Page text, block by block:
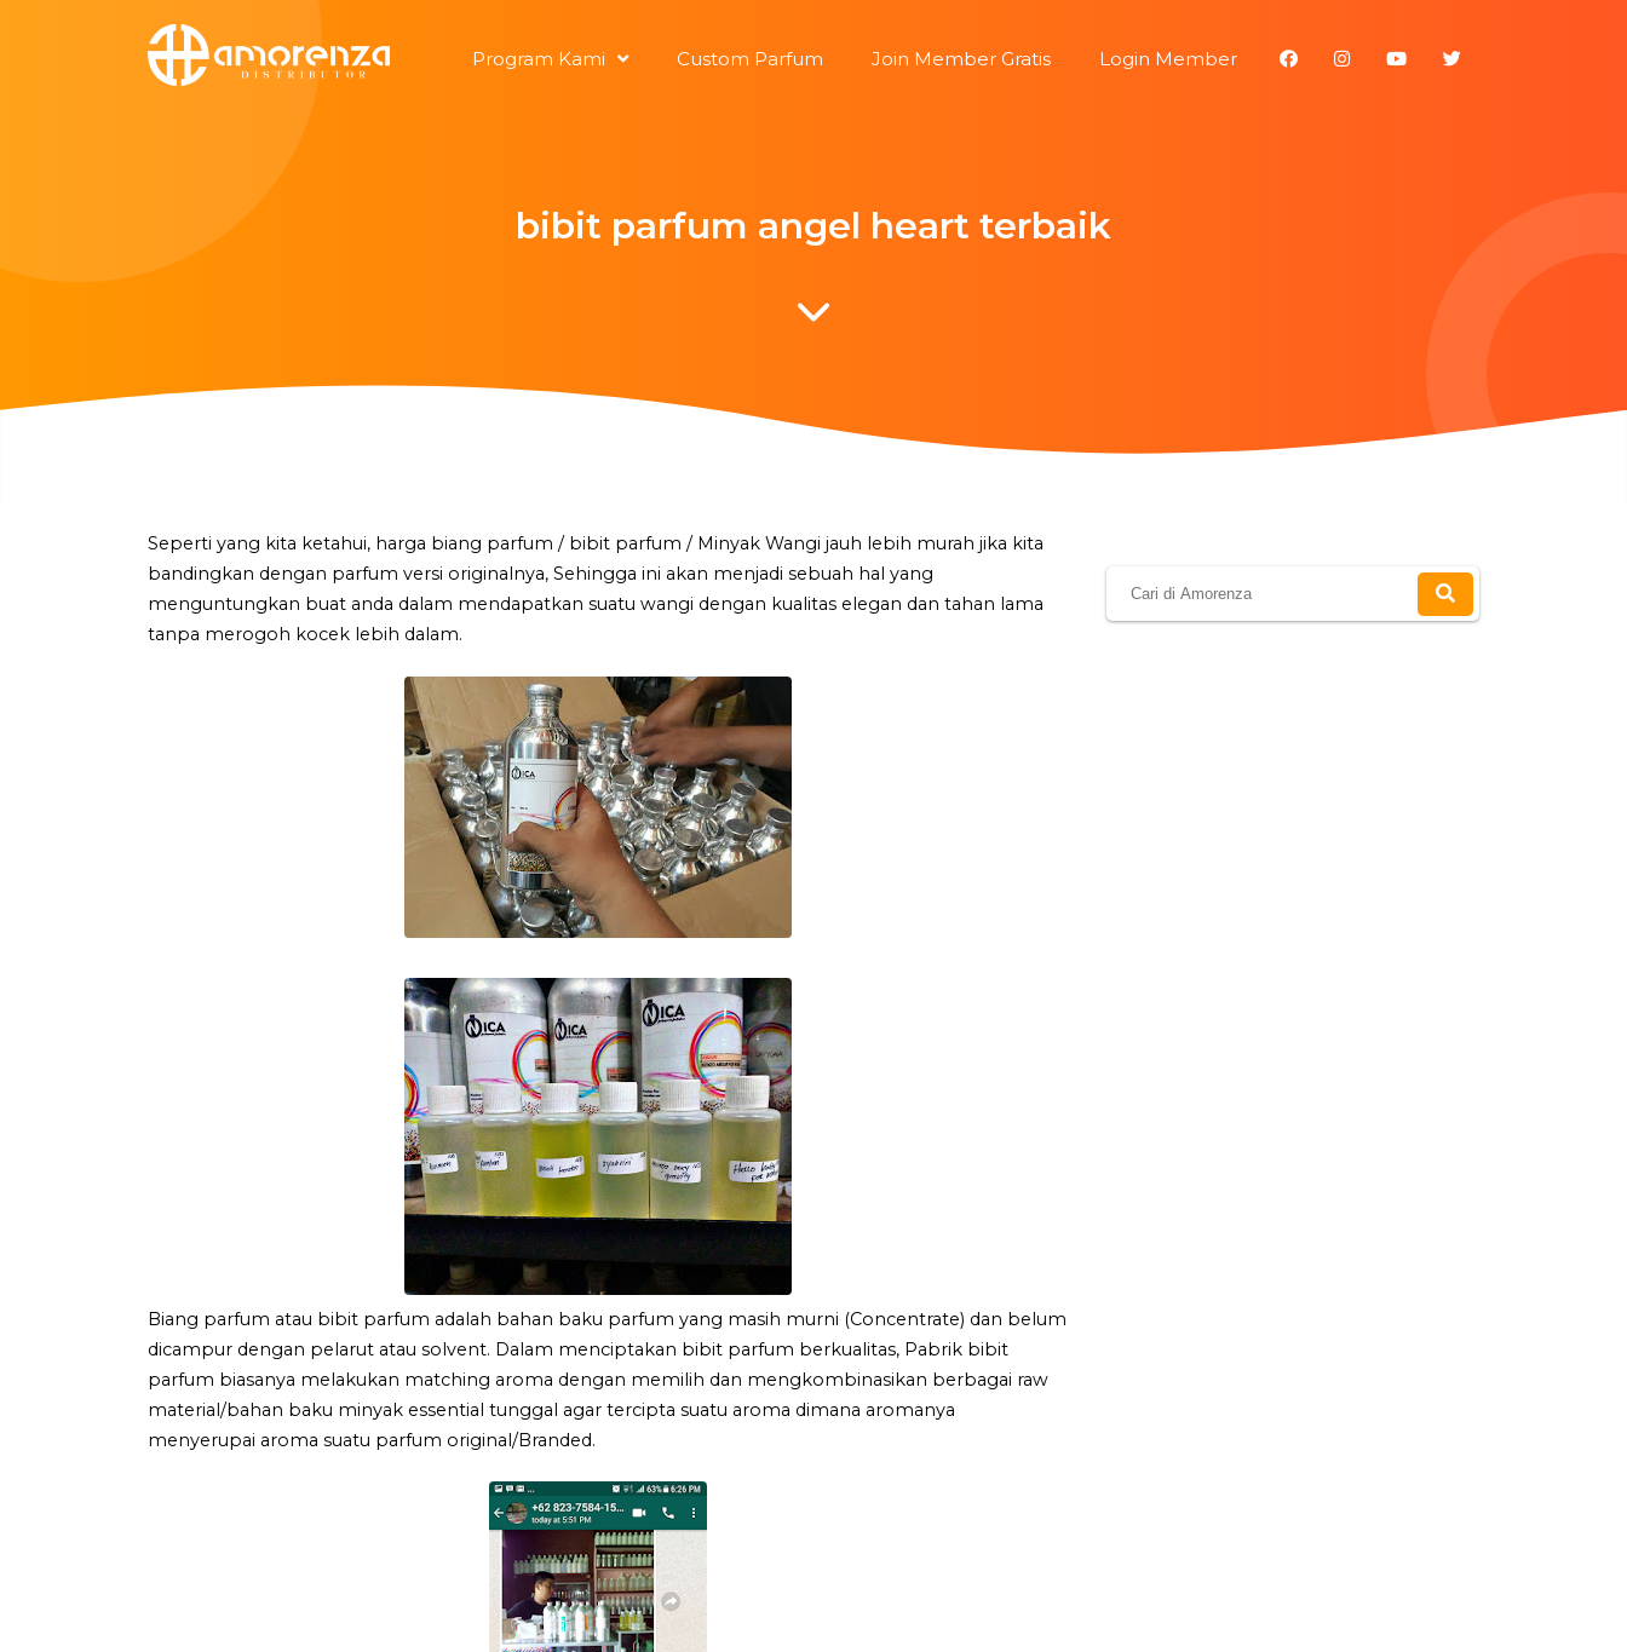
Program Kami Custom Parfum Join Member Gratis Login Member
bibit parfum angel heart terbaik
Seperti yang kita ketahui, harga biang parfum / bibit parfum / Minyak Wangi jauh lebih murah jika kita
bandingkan dengan parfum versi originalnya, Sehingga ini akan menjadi sebuah hal yang
menguntungkan buat anda dalam mendapatkan suatu wangi dengan kualitas elegan dan tahan lama
tanpa merogoh kocek lebih dalam.
Biang parfum atau bibit parfum adalah bahan baku parfum yang masih murni (Concentrate) dan belum
dicampur dengan pelarut atau solvent. Dalam menciptakan bibit parfum berkualitas, Pabrik bibit
parfum biasanya melakukan matching aroma dengan memilih dan mengkombinasikan berbagai raw
material/bahan baku minyak essential tunggal agar tercipta suatu aroma dimana aromanya
menyerupai aroma suatu parfum original/Branded.